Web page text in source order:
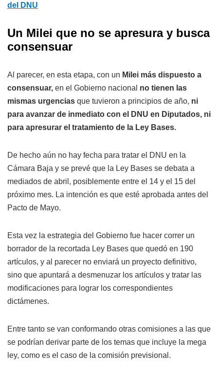
del DNU
Un Milei que no se apresura y busca
consensuar
Al parecer, en esta etapa, con un Milei más dispuesto a
consensuar, en el Gobierno nacional no tienen las
mismas urgencias que tuvieron a principios de año, ni
para avanzar de inmediato con el DNU en Diputados, ni
para apresurar el tratamiento de la Ley Bases.
De hecho aún no hay fecha para tratar el DNU en la
Cámara Baja y se prevé que la Ley Bases se debata a
mediados de abril, posiblemente entre el 14 y el 15 del
próximo mes. La intención es que esté aprobada antes del
Pacto de Mayo.
Esta vez la estrategia del Gobierno fue hacer correr un
borrador de la recortada Ley Bases que quedó en 190
artículos, y al parecer no enviará un proyecto definitivo,
sino que apuntará a desmenuzar los artículos y tratar las
modificaciones para lograr los correspondientes
dictámenes.
Entre tanto se van conformando otras comisiones a las que
se podrían derivar parte de los temas que incluye la mega
ley, como es el caso de la comisión previsional.